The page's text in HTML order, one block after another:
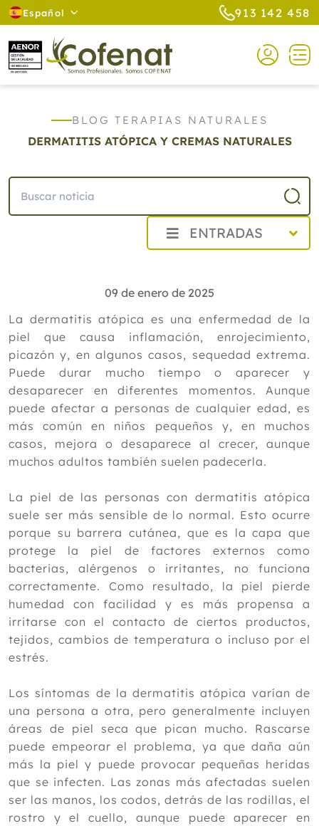
Español 913 142 458
BLOG TERAPIAS NATURALES
DERMATITIS ATÓPICA Y CREMAS NATURALES
ENTRADAS
2025
Noviembre
Octubre
Septiembre
Agosto
Julio
Junio
Mayo
Abril
Marzo
Enero
El Glutatión: Esencia de la Salud y su
Rol en las Terapias Naturales
Osteopatía y disfunción somática.
Los enfermos verticales: un nuevo
concepto en la salud pública
Homeopatía y periodontitis
Consejos para recuperarte de la
Navidad
Tuina en el tratamiento de la lesión del
Las mejores infusiones para armonizar
cuerpo y mente en Navidad
2024
2023
2022
2021
09 de enero de 2025
La dermatitis atópica es una enfermedad de la
piel que causa inflamación, enrojecimiento,
picazón y, en algunos casos, sequedad extrema.
Puede durar mucho tiempo o aparecer y
desaparecer en diferentes momentos. Aunque
puede afectar a personas de cualquier edad, es
más común en niños pequeños y, en muchos
casos, mejora o desaparece al crecer, aunque
muchos adultos también suelen padecerla.
La piel de las personas con dermatitis atópica
suele ser más sensible de lo normal. Esto ocurre
porque su barrera cutánea, que es la capa que
protege la piel de factores externos como
bacterias, alérgenos o irritantes, no funciona
correctamente. Como resultado, la piel pierde
humedad con facilidad y es más propensa a
irritarse con el contacto de ciertos productos,
tejidos, cambios de temperatura o incluso por el
estrés.
Los síntomas de la dermatitis atópica varían de
una persona a otra, pero generalmente incluyen
áreas de piel seca que pican mucho. Rascarse
puede empeorar el problema, ya que daña aún
más la piel y puede provocar pequeñas heridas
que se infecten. Las zonas más afectadas suelen
ser las manos, los codos, detrás de las rodillas, el
rostro y el cuello, aunque puede aparecer en